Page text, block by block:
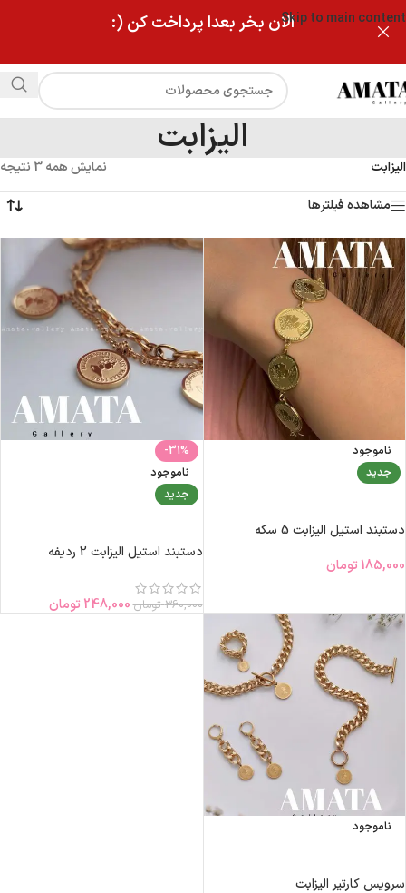
Skip to main contentالان بخر بعدا پرداخت کن (:
الیزابت
الیزابت
نمایش همه 3 نتیجه
مشاهده فیلترها
ناموجود
جدید
دستبند استیل الیزابت 5 سکه
185,000 تومان
-31%
ناموجود
جدید
دستبند استیل الیزابت 2 ردیفه
360,000 تومان248,000 تومان
ناموجود
سرویس کارتیر الیزابت